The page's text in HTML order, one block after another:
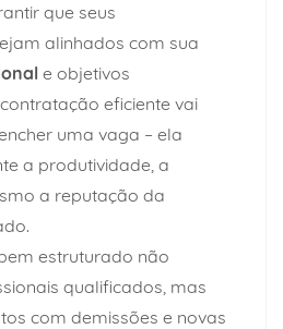
que seus
alinhados com sua
e objetivos
eficiente vai
uma vaga – ela
a produtividade, a
a reputação da
estruturado não
qualificados, mas
com demissões e novas